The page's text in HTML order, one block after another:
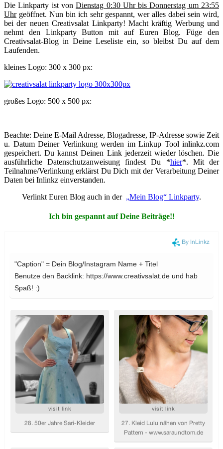
Die Linkparty ist vonDienstag 0:30 Uhr bis Donnerstag um 23:55
Uhrgeöffnet. Nun bin ich sehr gespannt, wer alles dabei sein wird,
bei der neuen Creativsalat Linkparty! Macht kräftig Werbung und
nehmt den Linkparty Button mit auf Euren Blog. Füge den
Creativsalat-Blog in Deine Leseliste ein, so bleibst Du auf dem
Laufenden.
kleines Logo: 300 x 300 px:
großes Logo: 500 x 500 px:
Beachte: Deine E-Mail Adresse, Blogadresse, IP-Adresse sowie Zeit
u. Datum Deiner Verlinkung werden im Linkup Tool inlinkz.com
gespeichert. Du kannst Deinen Link jederzeit wieder löschen. Die
ausführliche Datenschutzanweisung findest Du *hier*. Mit der
Teilnahme/Verlinkung erklärst Du Dich mit der Verarbeitung Deiner
Daten bei Inlinkz einverstanden.
Verlinkt Euren Blog auch in der „Mein Blog“ Linkparty.
Ich bin gespannt auf Deine Beiträge!!